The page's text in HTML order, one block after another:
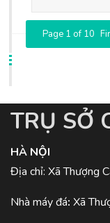
Page 1 of 10
TRỤ SỞ
HÀ NỘI
Địa chỉ: Xã Thượng
Nhà máy đá: Xã